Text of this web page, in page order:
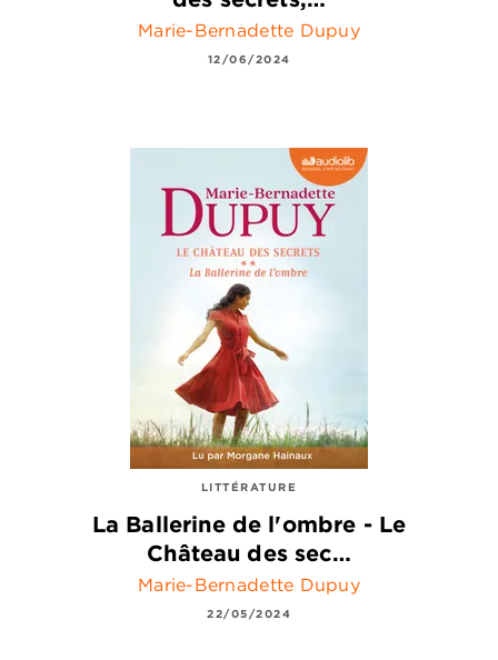
Marie-Bernadette Dupuy
12/06/2024
LITTÉRATURE
La Ballerine de l'ombre - Le
Château des sec…
Marie-Bernadette Dupuy
22/05/2024